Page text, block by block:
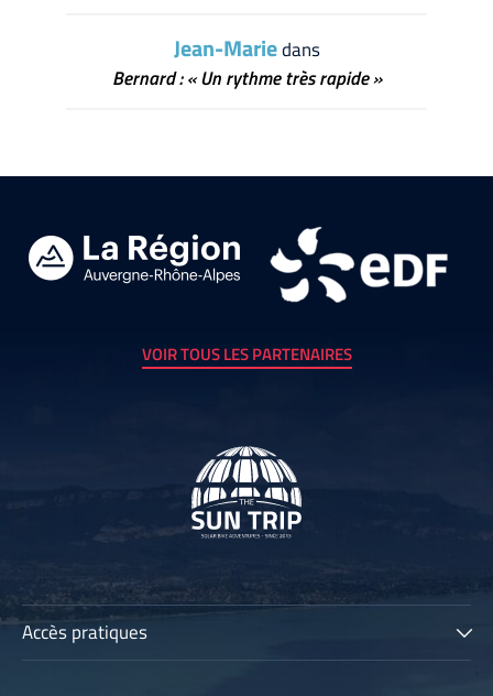
Jean-Mariedans
Bernard : « Un rythme très rapide »
VOIR TOUS LES PARTENAIRES
Accès pratiques